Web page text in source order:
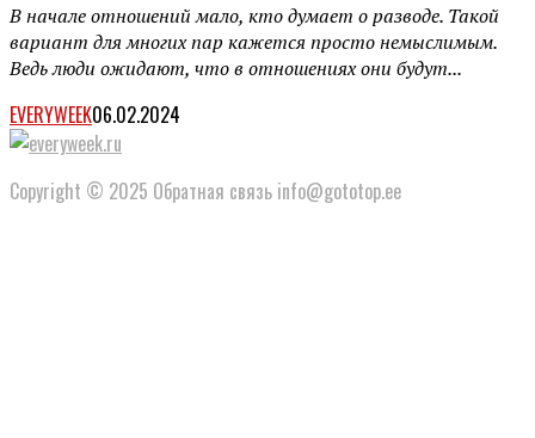
В начале отношений мало, кто думает о разводе. Такой
вариант для многих пар кажется просто немыслимым.
Ведь люди ожидают, что в отношениях они будут...
EVERYWEEK06.02.2024
Copyright © 2025 Обратная связь info@gototop.ee